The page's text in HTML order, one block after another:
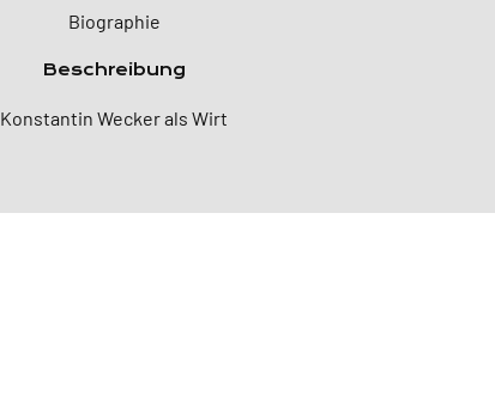
Biographie
Beschreibung
Konstantin Wecker als Wirt